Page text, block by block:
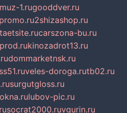
muz-1.rugooddver.ru
2shizashop.ru
carszona-bu.ru
kinozadrot13.ru
dommarketnsk.ru
veles-doroga.rutb02.ru
surgutgloss.ru
lubov-pic.ru
socrat2000.ruvgurin.ru